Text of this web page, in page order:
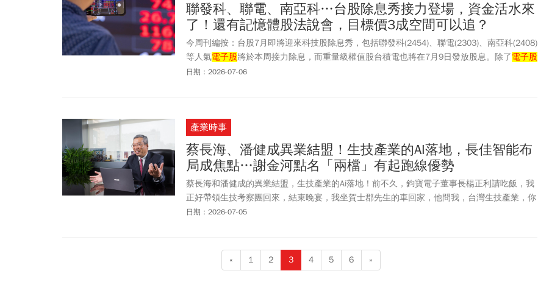
聯發科、聯電、南亞科…台股除息秀接力登場，資金活水來
了！還有記憶體股法說會，目標價3成空間可以追？
今周刊編按：台股7月即將迎來科技股除息秀，包括聯發科(2454)、聯電(2303)、南亞科(2408)
等人氣電子股將於本周接力除息，而重量級權值股台積電也將在7月9日發放股息。除了電子股
之外，富邦金(2881)和國泰金(2882)也在本月陸續配息，讓股息發放進入高峰期。此外，南亞
盤價409.5元計算，還有3成4的甜頭。
日期：2026-07-06
產業時事
蔡長海、潘健成異業結盟！生技產業的AI落地，長佳智能布
局成焦點…謝金河點名「兩檔」有起跑線優勢
蔡長海和潘健成的異業結盟，生技產業的Ai落地！前不久，鈞寶電子董事長楊正利請吃飯，我
正好帶領生技考察團回來，結束晚宴，我坐賀士郡先生的車回家，他問我，台灣生技產業，你
最看好哪個老闆？我說：蔡長海！他說他也很認同。
日期：2026-07-05
« 1 2 3 4 5 6 »